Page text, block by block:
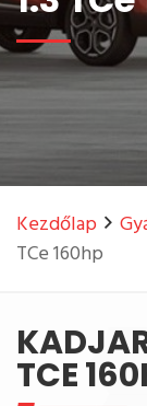
Kezdőlap
TCe 160hp
TCE